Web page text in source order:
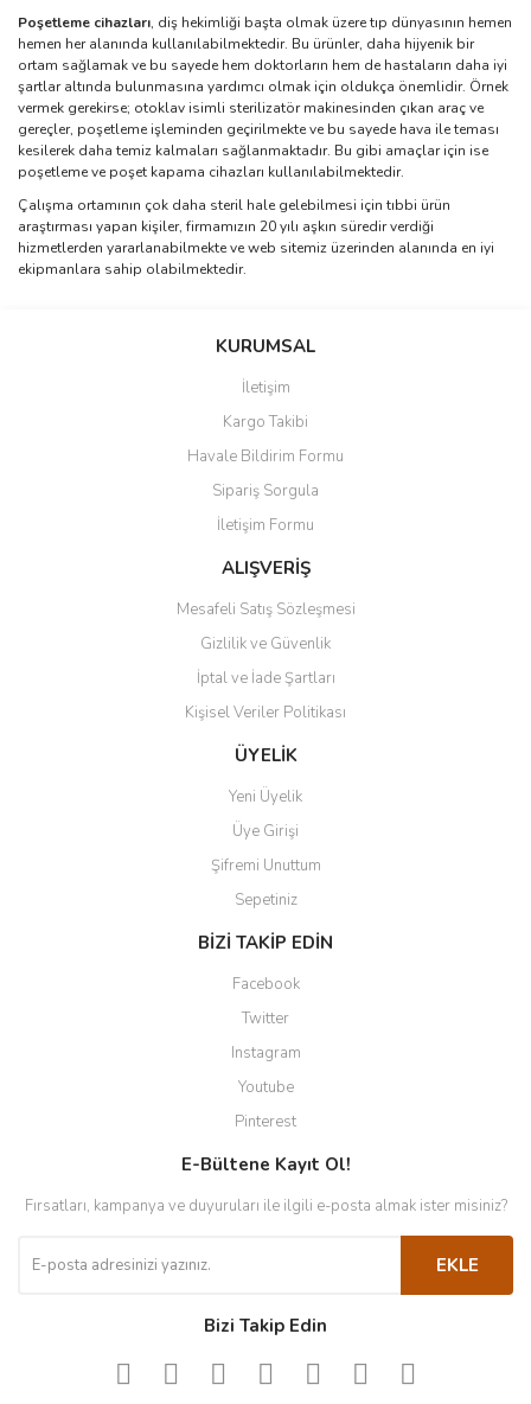
Poşetleme cihazları, diş hekimliği başta olmak üzere tıp dünyasının hemen
hemen her alanında kullanılabilmektedir. Bu ürünler, daha hijyenik bir
ortam sağlamak ve bu sayede hem doktorların hem de hastaların daha iyi
şartlar altında bulunmasına yardımcı olmak için oldukça önemlidir. Örnek
vermek gerekirse; otoklav isimli sterilizatör makinesinden çıkan araç ve
gereçler, poşetleme işleminden geçirilmekte ve bu sayede hava ile teması
kesilerek daha temiz kalmaları sağlanmaktadır. Bu gibi amaçlar için ise
poşetleme ve poşet kapama cihazları kullanılabilmektedir.
Çalışma ortamının çok daha steril hale gelebilmesi için tıbbi ürün
araştırması yapan kişiler, firmamızın 20 yılı aşkın süredir verdiği
hizmetlerden yararlanabilmekte ve web sitemiz üzerinden alanında en iyi
ekipmanlara sahip olabilmektedir.
KURUMSAL
İletişim
Kargo Takibi
Havale Bildirim Formu
Sipariş Sorgula
İletişim Formu
ALIŞVERİŞ
Mesafeli Satış Sözleşmesi
Gizlilik ve Güvenlik
İptal ve İade Şartları
Kişisel Veriler Politikası
ÜYELİK
Yeni Üyelik
Üye Girişi
Şifremi Unuttum
Sepetiniz
BİZİ TAKİP EDİN
Facebook
Twitter
Instagram
Youtube
Pinterest
E-Bültene Kayıt Ol!
Fırsatları, kampanya ve duyuruları ile ilgili e-posta almak ister misiniz?
EKLE
Bizi Takip Edin